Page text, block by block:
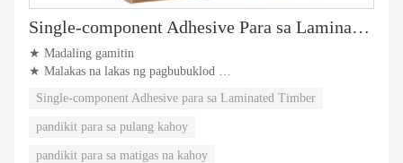
Single-component Adhesive Para sa Laminated Timber
★ Madaling gamitin
★ Malakas na lakas ng pagbubuklod
Single-component Adhesive para sa Laminated Timber
pandikit para sa pulang kahoy
pandikit para sa matigas na kahoy